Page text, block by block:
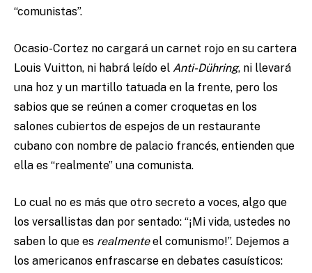
“comunistas”.
Ocasio-Cortez no cargará un carnet rojo en su cartera
Louis Vuitton, ni habrá leído el Anti-Dühring, ni llevará
una hoz y un martillo tatuada en la frente, pero los
sabios que se reúnen a comer croquetas en los
salones cubiertos de espejos de un restaurante
cubano con nombre de palacio francés, entienden que
ella es “realmente” una comunista.
Lo cual no es más que otro secreto a voces, algo que
los versallistas dan por sentado: “¡Mi vida, ustedes no
saben lo que es realmenteel comunismo!”. Dejemos a
los americanos enfrascarse en debates casuísticos: